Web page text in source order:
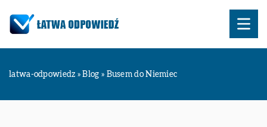
latwa-odpowiedz »Blog » Busem do Niemiec